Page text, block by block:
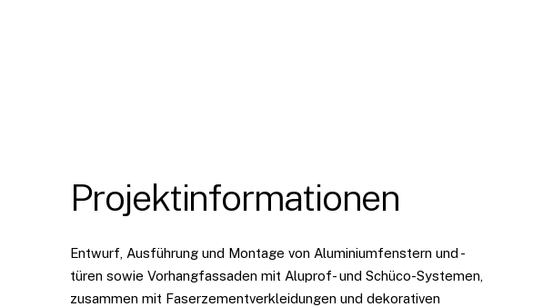
Projektinformationen
Entwurf, Ausführung und Montage von Aluminiumfenstern und -
türen sowie Vorhangfassaden mit Aluprof- und Schüco-Systemen,
zusammen mit Faserzementverkleidungen und dekorativen